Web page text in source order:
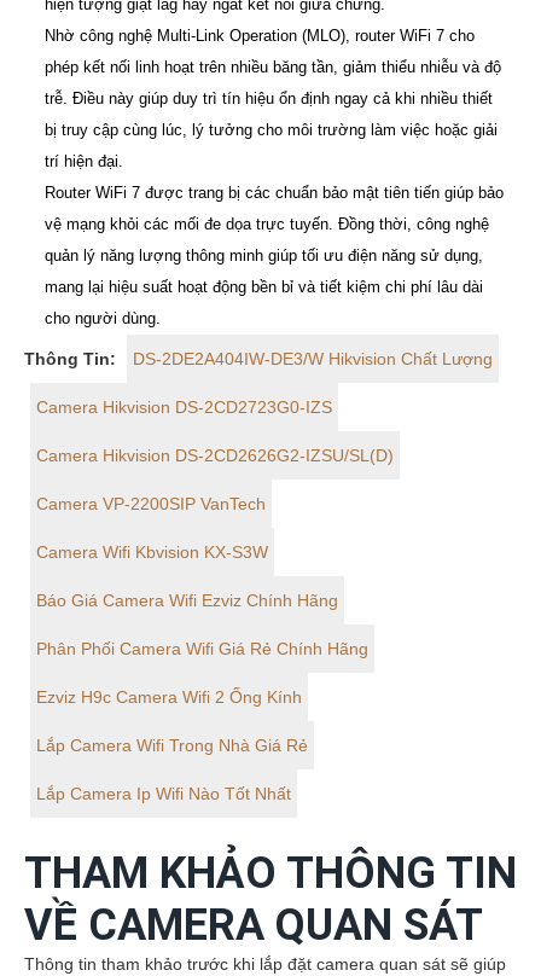
hiện tượng giật lag hay ngắt kết nối giữa chừng.
Nhờ công nghệ Multi-Link Operation (MLO), router WiFi 7 cho
phép kết nối linh hoạt trên nhiều băng tần, giảm thiểu nhiễu và độ
trễ. Điều này giúp duy trì tín hiệu ổn định ngay cả khi nhiều thiết
bị truy cập cùng lúc, lý tưởng cho môi trường làm việc hoặc giải
trí hiện đại.
Router WiFi 7 được trang bị các chuẩn bảo mật tiên tiến giúp bảo
vệ mạng khỏi các mối đe dọa trực tuyến. Đồng thời, công nghệ
quản lý năng lượng thông minh giúp tối ưu điện năng sử dụng,
mang lại hiệu suất hoạt động bền bỉ và tiết kiệm chi phí lâu dài
cho người dùng.
Thông Tin: DS-2DE2A404IW-DE3/W Hikvision Chất Lượng
Camera Hikvision DS-2CD2723G0-IZS
Camera Hikvision DS-2CD2626G2-IZSU/SL(D)
Camera VP-2200SIP VanTech
Camera Wifi Kbvision KX-S3W
Báo Giá Camera Wifi Ezviz Chính Hãng
Phân Phối Camera Wifi Giá Rẻ Chính Hãng
Ezviz H9c Camera Wifi 2 Ống Kính
Lắp Camera Wifi Trong Nhà Giá Rẻ
Lắp Camera Ip Wifi Nào Tốt Nhất
THAM KHẢO THÔNG TIN
VỀ CAMERA QUAN SÁT
Thông tin tham khảo trước khi lắp đặt camera quan sát sẽ giúp